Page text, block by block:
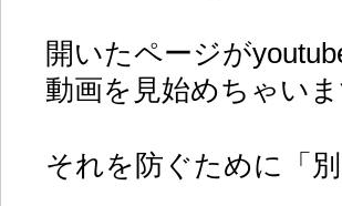
開いたページが
動画を見始めちゃい
それを防ぐために「